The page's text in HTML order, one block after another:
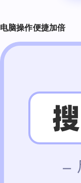
电脑操作便捷加倍